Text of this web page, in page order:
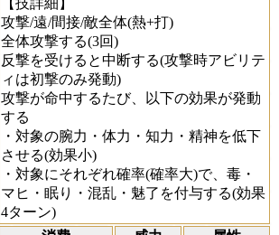
攻撃/遠/間接/敵全体(熱+打)
全体攻撃する(3回)
反撃を受けると中断する(攻撃時アビリテ
ィは初撃のみ発動)
攻撃が命中するたび、以下の効果が発動
する
・対象の腕力・体力・知力・精神を低下
させる(効果小)
・対象にそれぞれ確率(確率大)で、毒・
マヒ・眠り・混乱・魅了を付与する(効果
4ターン)